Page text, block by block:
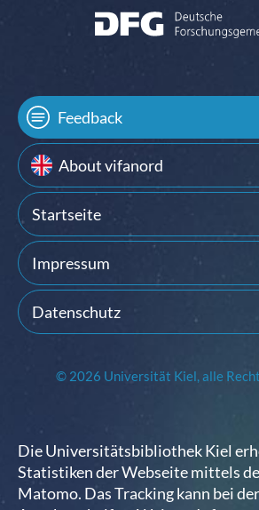
Feedback
About vifanord
Startseite
Impressum
Datenschutz
© 2026 Universität Kiel, alle
Die Universitätsbibliothek Kiel
Statistiken der Webseite mittels
Matomo. Das Tracking kann bei